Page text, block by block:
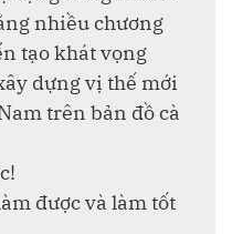
nhiều chương
tạo khát vọng
dựng vị thế mới
trên bản đồ cà
được và làm tốt